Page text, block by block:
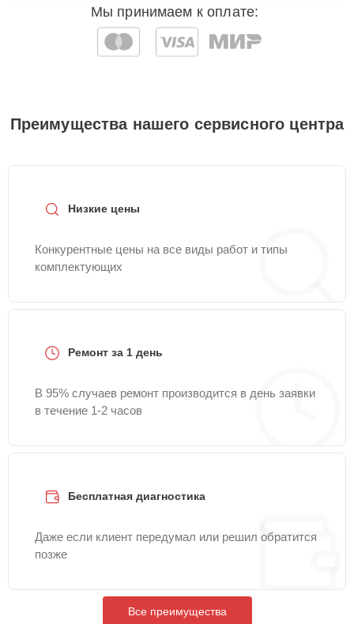
Мы принимаем к оплате:
Преимущества нашего сервисного центра
Низкие цены
Конкурентные цены на все виды работ и типы
комплектующих
Ремонт за 1 день
В 95% случаев ремонт производится в день заявки
в течение 1-2 часов
Бесплатная диагностика
Даже если клиент передумал или решил обратится
позже
Все преимущества